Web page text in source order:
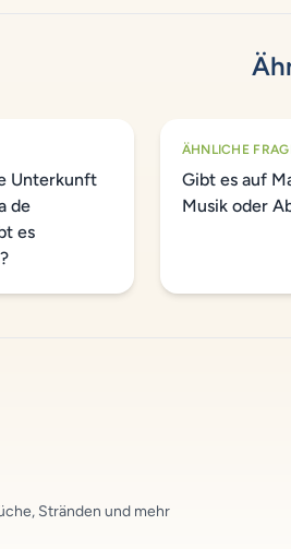
Unterkunft
de
es
ÄHNLICHE
Gibt es auf
Musik oder
Stränden und mehr